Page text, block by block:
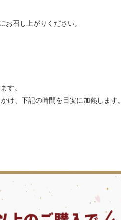
召し上がりください。
す。
け、下記の時間を目安に加熱します。